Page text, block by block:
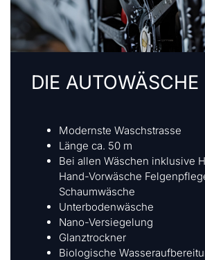
DIE AUTOWÄSCHE
Modernste Waschstrasse
Länge ca. 50 m
Bei allen Wäschen inklusive
Hand-Vorwäsche
Schaumwäsche
Unterbodenwäsche
Nano-Versiegelung
Glanztrockner
Biologische